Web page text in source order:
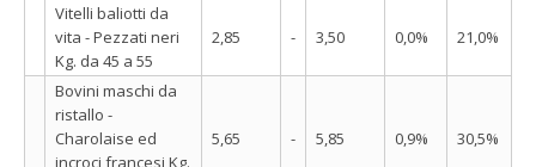
Vitelli baliotti da
vita - Pezzati neri
Kg. da 45 a 55
2,85 - 3,50 0,0% 21,0%
Bovini maschi da
ristallo -
Charolaise ed
incroci francesi Kg.
5,65 - 5,85 0,9% 30,5%